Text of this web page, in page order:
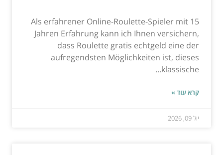
Als erfahrener Online-Roulette-Spieler mit 15
Jahren Erfahrung kann ich Ihnen versichern,
dass Roulette gratis echtgeld eine der
aufregendsten Möglichkeiten ist, dieses
klassische...
קרא עוד »
יול 09, 2026